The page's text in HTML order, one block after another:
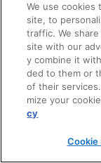
よくあるご質問
カタログ閲覧・
各種データダウ
WEB見積・各
We use cookies
site, to
traffic. We
site with our
y combine it
ded to them or
of their
mize your
cy
Cookie